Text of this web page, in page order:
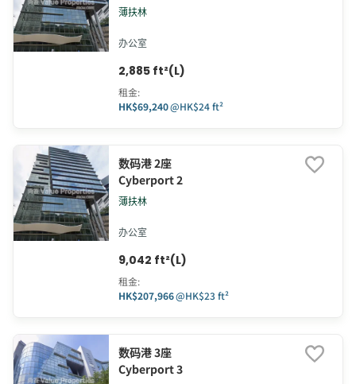
薄扶林
办公室
2,885 ft²(L)
租金:
HK$69,240@HK$24 ft²
数码港 2座
Cyberport 2
薄扶林
办公室
9,042 ft²(L)
租金:
HK$207,966@HK$23 ft²
数码港 3座
Cyberport 3